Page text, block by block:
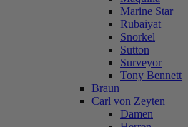
Marine Star
Rubaiyat
Snorkel
Sutton
Surveyor
Tony Bennett
Braun
Carl von Zeyten
Damen